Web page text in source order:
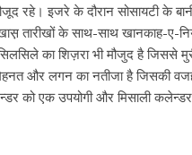
रहे। इजरे के दौरान सोसायटी के
तारीखों के साथ-साथ खानकाह-ए-
सिलसिले का शिज़रा भी मौजुद है
और लगन का नतीजा है जिसकी
को एक उपयोगी और मिसाली कलेन्डर